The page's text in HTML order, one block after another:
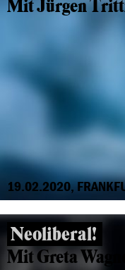
Mit Jürgen
19.02.2020,
Neoliberal!
Mit Greta